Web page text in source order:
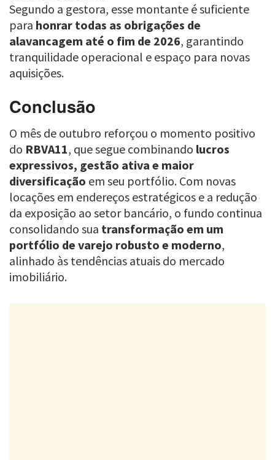
Segundo a gestora, esse montante é suficiente
para honrar todas as obrigações de
alavancagem até o fim de 2026, garantindo
tranquilidade operacional e espaço para novas
aquisições.
Conclusão
O mês de outubro reforçou o momento positivo
do RBVA11, que segue combinando lucros
expressivos, gestão ativa e maior
diversificação em seu portfólio. Com novas
locações em endereços estratégicos e a redução
da exposição ao setor bancário, o fundo continua
consolidando sua transformação em um
portfólio de varejo robusto e moderno,
alinhado às tendências atuais do mercado
imobiliário.